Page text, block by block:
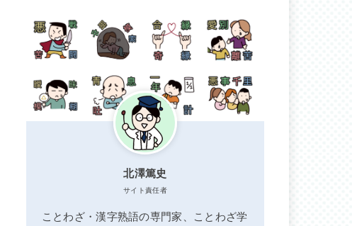
北澤篤史
サイト責任者
ことわざ・漢字熟語の専門家、ことわざ学